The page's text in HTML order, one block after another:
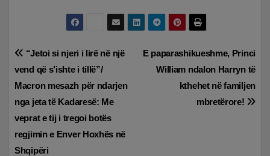
Lëvizje
te
postimet
E paparashikueshme, Princi
William ndalon Harryn të
kthehet në familjen
mbretërore!
“Jetoi si njeri i lirë në një
vend që s’ishte i tillë”/
Macron mesazh për ndarjen
nga jeta të Kadaresë: Me
veprat e tij i tregoi botës
regjimin e Enver Hoxhës në
Shqipëri